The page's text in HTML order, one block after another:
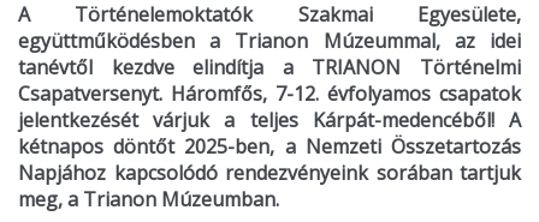
A Történelemoktatók Szakmai Egyesülete,
együttműködésben a Trianon Múzeummal, az idei
tanévtől kezdve elindítja a TRIANON Történelmi
Csapatversenyt. Háromfős, 7-12. évfolyamos csapatok
jelentkezését várjuk a teljes Kárpát-medencéből! A
kétnapos döntőt 2025-ben, a Nemzeti Összetartozás
Napjához kapcsolódó rendezvényeink sorában tartjuk
meg, a Trianon Múzeumban.